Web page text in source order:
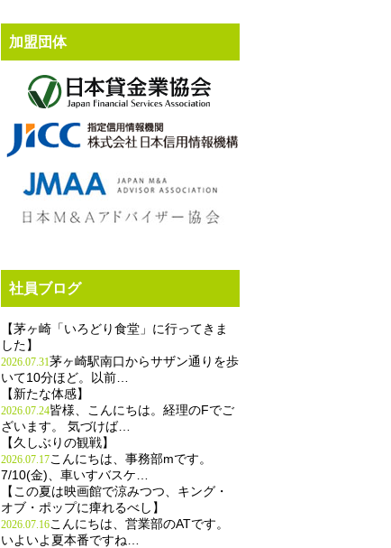
加盟団体
社員ブログ
【茅ヶ崎「いろどり食堂」に行ってきま
した】
2026.07.31茅ヶ崎駅南口からサザン通りを歩
いて10分ほど。以前…
【新たな体感】
2026.07.24皆様、こんにちは。経理のFでご
ざいます。 気づけば…
【久しぶりの観戦】
2026.07.17こんにちは、事務部mです。
7/10(金)、車いすバスケ…
【この夏は映画館で涼みつつ、キング・
オブ・ポップに痺れるべし】
2026.07.16こんにちは、営業部のATです。
いよいよ夏本番ですね…